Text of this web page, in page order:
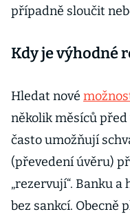
případně sloučit
Kdy je výhodné
Hledat nové
několik měsíců
často umožňují
(převedení úvěru)
„rezervují“. Banku
bez sankcí. Obecně